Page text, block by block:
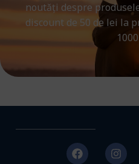
noutăți despre
discount de 50 de lei la